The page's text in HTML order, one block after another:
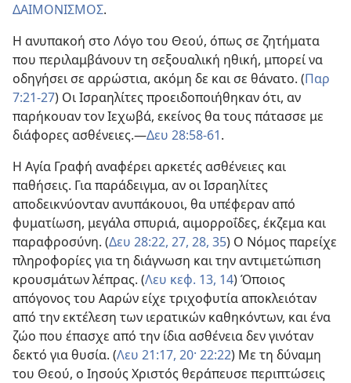
ΔΑΙΜΟΝΙΣΜΟΣ.
Η ανυπακοή στο Λόγο του Θεού, όπως σε ζητήματα
που περιλαμβάνουν τη σεξουαλική ηθική, μπορεί να
οδηγήσει σε αρρώστια, ακόμη δε και σε θάνατο. (Παρ
7:21-27) Οι Ισραηλίτες προειδοποιήθηκαν ότι, αν
παρήκουαν τον Ιεχωβά, εκείνος θα τους πάτασσε με
διάφορες ασθένειες.—Δευ 28:58-61.
Η Αγία Γραφή αναφέρει αρκετές ασθένειες και
παθήσεις. Για παράδειγμα, αν οι Ισραηλίτες
αποδεικνύονταν ανυπάκουοι, θα υπέφεραν από
φυματίωση, μεγάλα σπυριά, αιμορροΐδες, έκζεμα και
παραφροσύνη. (Δευ 28:22, 27, 28, 35) Ο Νόμος παρείχε
πληροφορίες για τη διάγνωση και την αντιμετώπιση
κρουσμάτων λέπρας. (Λευ κεφ. 13, 14) Όποιος
απόγονος του Ααρών είχε τριχοφυτία αποκλειόταν
από την εκτέλεση των ιερατικών καθηκόντων, και ένα
ζώο που έπασχε από την ίδια ασθένεια δεν γινόταν
δεκτό για θυσία. (Λευ 21:17, 20· 22:22) Με τη δύναμη
του Θεού, ο Ιησούς Χριστός θεράπευσε περιπτώσεις